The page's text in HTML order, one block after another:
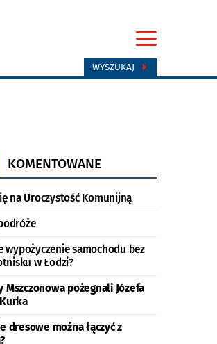
WYSZUKAJ
KOMENTOWANE
na Uroczystość Komunijną
wypożyczenie samochodu bez
w Łodzi?
Mszczonowa pożegnali Józefa
dresowe można łączyć z